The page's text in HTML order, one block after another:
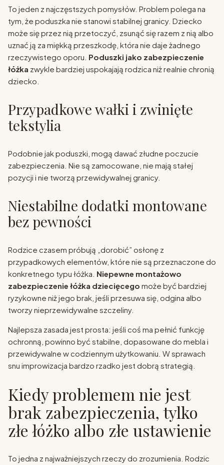
To jeden z najczęstszych pomysłów. Problem polega na
tym, że poduszka nie stanowi stabilnej granicy. Dziecko
może się przez nią przetoczyć, zsunąć się razem z nią albo
uznać ją za miękką przeszkodę, która nie daje żadnego
rzeczywistego oporu. Poduszki jako zabezpieczenie
łóżka zwykle bardziej uspokajają rodzica niż realnie chronią
dziecko.
Przypadkowe wałki i zwinięte
tekstylia
Podobnie jak poduszki, mogą dawać złudne poczucie
zabezpieczenia. Nie są zamocowane, nie mają stałej
pozycji i nie tworzą przewidywalnej granicy.
Niestabilne dodatki montowane
bez pewności
Rodzice czasem próbują „dorobić” osłonę z
przypadkowych elementów, które nie są przeznaczone do
konkretnego typu łóżka. Niepewne montażowo
zabezpieczenie łóżka dziecięcego może być bardziej
ryzykowne niż jego brak, jeśli przesuwa się, odgina albo
tworzy nieprzewidywalne szczeliny.
Najlepsza zasada jest prosta: jeśli coś ma pełnić funkcję
ochronną, powinno być stabilne, dopasowane do mebla i
przewidywalne w codziennym użytkowaniu. W sprawach
snu improwizacja bardzo rzadko jest dobrą strategią.
Kiedy problemem nie jest
brak zabezpieczenia, tylko
złe łóżko albo złe ustawienie
To jedna z najważniejszych rzeczy do zrozumienia. Rodzic